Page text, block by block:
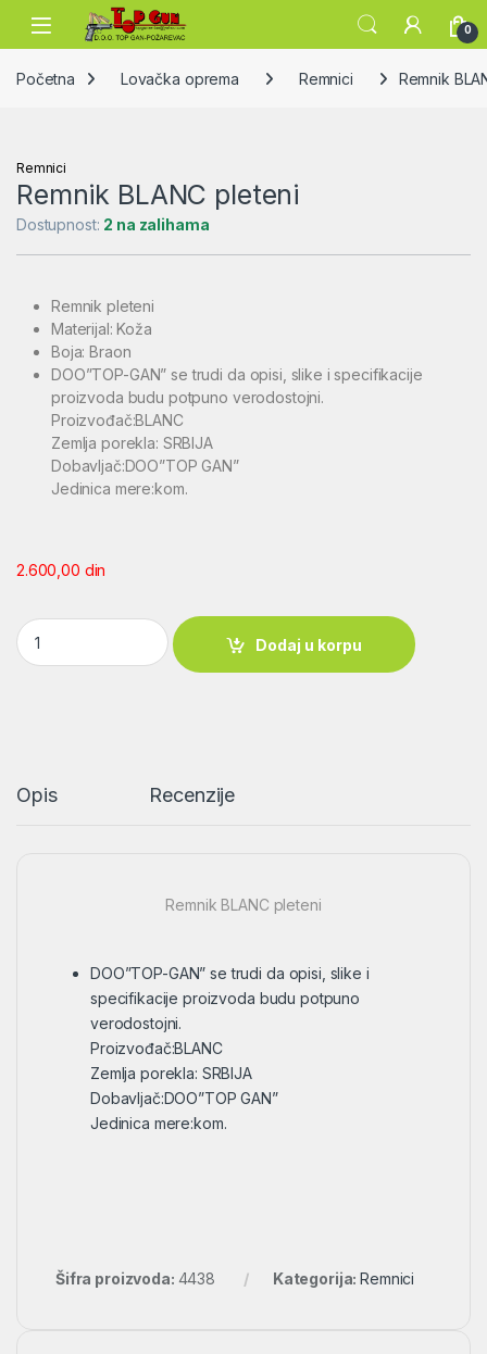
Skip to navigation
Skip to content
Open 0
Početna Lovačka oprema Remnici Remnik
Remnici
Remnik BLANC pleteni
Dostupnost: 2 na zalihama
Remnik pleteni
Materijal: Koža
Boja: Braon
DOO”TOP-GAN” se trudi da opisi, slike i specifikacije
proizvoda budu potpuno verodostojni.
Proizvođač:BLANC
Zemlja porekla: SRBIJA
Dobavljač:DOO”TOP GAN”
Jedinica mere:kom.
2.600,00 din
Remnik BLANC pleteni quantity
Dodaj u korpu
Opis Recenzije
Remnik BLANC pleteni
DOO”TOP-GAN” se trudi da opisi, slike i
specifikacije proizvoda budu potpuno
verodostojni.
Proizvođač:BLANC
Zemlja porekla: SRBIJA
Dobavljač:DOO”TOP GAN”
Jedinica mere:kom.
Šifra proizvoda: 4438 Kategorija:Remnici